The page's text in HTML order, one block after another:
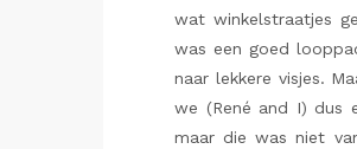
wat winkelstraatjes
was een goed
naar lekkere visjes.
we (René and I) dus
maar die was niet